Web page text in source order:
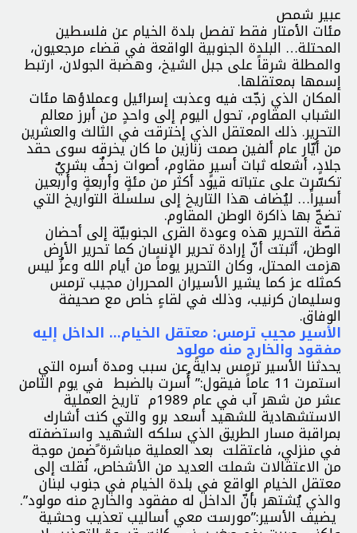
عبير شمص
مئات الأمتار فقط تفصل بلدة الخيام عن فلسطين
المحتلة… البلدة الجنوبية الواقعة في قضاء مرجعيون،
والمطلة شرقاً على جبل الشيخ، وهضبة الجولان، ارتبط
إسمها بمعتقلها.
المكان الذي زجّت فيه وعذبت إسرائيل وعملاؤها مئات
الشباب المقاوم، تحول اليوم إلى واحدٍ من أبرز معالم
التحرير. ذلك المعتقل الذي إخترقت في الثالث والعشرين
من أيّار عام ألفين صمت زنازين ما كان يخرقه سوى حقد
جلادٍ، أشعله ثبات أسيرٍ مقاوم، أصوات زحفٌ بشريٌ
تكسّرت على عتباته قيود أكثر من مئةٍ وأربعةٍ وأربعين
أسيراً… ليُضاف هذا التاريخ إلى سلسلة التواريخ التي
تضجّ بها ذاكرة الوطن المقاوم.
قصّة التحرير هذه وعودة القرى الجنوبيّة إلى أحضان
الوطن، أثبتت أنّ إرادة تحرير الإنسان كما تحرير الأرض
هزمت المحتل، وكان التحرير يوماً من أيام الله وعزٌ ليس
كمثله عز كما يشير الأسيران المحرران مجيب ترمس
وسليمان كرنيب، وذلك في لقاءٍ خاص مع صحيفة
الوفاق.
الأسير مجيب ترمس: معتقل الخيام… الداخل إليه
مفقود والخارج منه مولود
يحدثنا الأسير ترمس بدايةً عن سبب ومدة أسره التي
استمرت 11 عاماً فيقول:” أُسرت بالضبط في يوم الثامن
عشر من شهر آب في عام 1989م تاريخ العملية
الاستشهادية للشهيد أسعد برو والتي كنت أشارك
بمراقبة مسار الطريق الذي سلكه الشهيد واستضفته
في منزلي، فاعتقلت بعد العملية مباشرة ًضمن موجة
من الاعتقالات شملت العديد من الأشخاص، نُقلت إلى
معتقل الخيام الواقع في بلدة الخيام في جنوب لبنان
والذي يُشتهر بأنّ الداخل له مفقود والخارج منه مولود”.
يضيف الأسير:”مورست معي أساليب تعذيب وحشية